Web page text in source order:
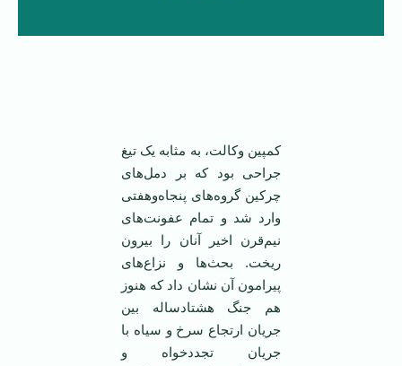
کمپین وکالت، به مثابه یک تیغ
جراحی بود که بر دمل‌های
چرکین گروه‌های پنجاه‌وهفتی
وارد شد و تمام عفونت‌های
نیم‌قرن اخیر آنان را بیرون
ریخت. بحث‌ها و نزاع‌های
پیرامون آن نشان داد که هنوز
هم جنگ هشتادساله بین
جریان ارتجاع سرخ و سیاه با
جریان تجددخواه و